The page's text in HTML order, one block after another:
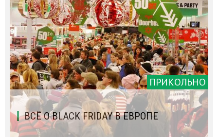
ПРИКОЛЬНО
ВСЁ О BLACK FRIDAY В ЕВРОПЕ